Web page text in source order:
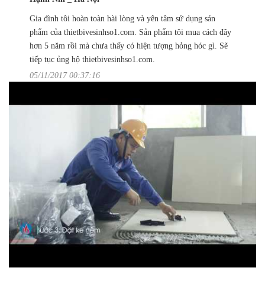
Gia đình tôi hoàn toàn hài lòng và yên tâm sử dụng sản
phẩm của thietbivesinhso1.com. Sản phẩm tôi mua cách đây
hơn 5 năm rồi mà chưa thấy có hiện tượng hỏng hóc gì. Sẽ
tiếp tục ủng hộ thietbivesinhso1.com.
05/11/2017 00:37:16